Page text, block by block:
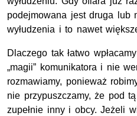
podejmowana jest druga lub
wyłudzenia i to nawet
Dlaczego tak łatwo
„magii” komunikatora i nie
rozmawiamy, ponieważ
nie przypuszczamy, że pod
zupełnie inny i obcy. Jeżeli